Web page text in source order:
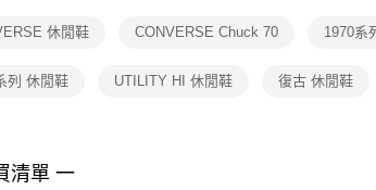
休閒鞋 CONVERSE Chuck 70 1970系
列 休閒鞋 UTILITY HI 休閒鞋 復古 休閒鞋
清單 一